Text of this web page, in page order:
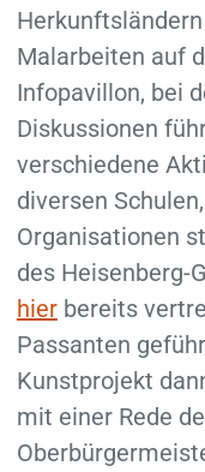
Malarbeiten auf
Infopavillon, bei
Diskussionen
verschiedene
diversen
Organisationen
des Heisenberg-
hierbereits
Passanten
Kunstprojekt
mit einer Rede